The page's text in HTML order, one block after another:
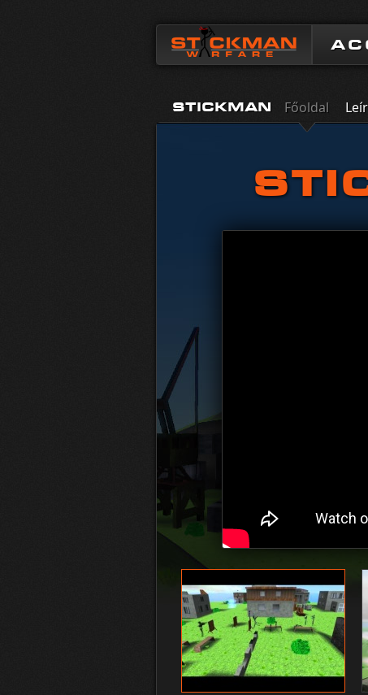
STICKMAN Főoldal